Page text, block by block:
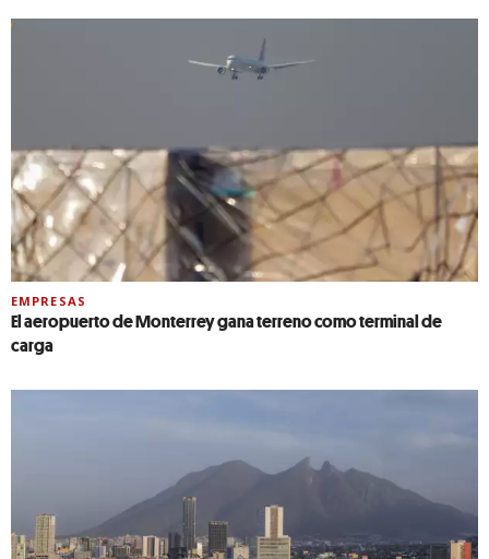
EMPRESAS
El aeropuerto de Monterrey gana terreno como terminal de
carga